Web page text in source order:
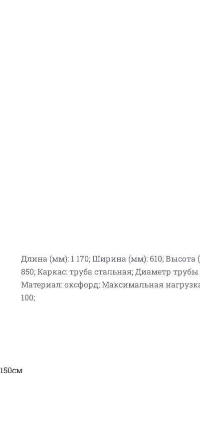
Длина (мм): 1 170; Ширина (мм): 610; Высота
850; Каркас: труба стальная; Диаметр
Материал: оксфорд; Максимальная
100;